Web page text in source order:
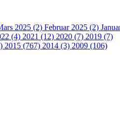
2025 (2) Februar 2025 (2)
(4) 2021 (12) 2020 (7) 2019 (7)
2015 (767) 2014 (3) 2009 (106)